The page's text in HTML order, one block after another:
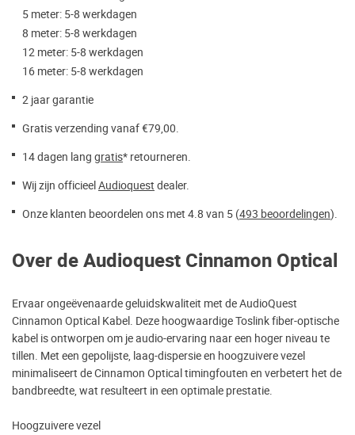
5 meter: 5-8 werkdagen
8 meter: 5-8 werkdagen
12 meter: 5-8 werkdagen
16 meter: 5-8 werkdagen
2 jaar garantie
Gratis verzending vanaf €79,00.
14 dagen lang gratis* retourneren.
Wij zijn officieelAudioquest dealer.
Onze klanten beoordelen ons met 4.8 van 5 (493 beoordelingen).
Over de Audioquest Cinnamon Optical
Ervaar ongeëvenaarde geluidskwaliteit met de AudioQuest
Cinnamon Optical Kabel. Deze hoogwaardige Toslink fiber-optische
kabel is ontworpen om je audio-ervaring naar een hoger niveau te
tillen. Met een gepolijste, laag-dispersie en hoogzuivere vezel
minimaliseert de Cinnamon Optical timingfouten en verbetert het de
bandbreedte, wat resulteert in een optimale prestatie.
Hoogzuivere vezel